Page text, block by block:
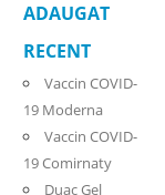
ADAUGAT
RECENT
Vaccin COVID-
19 Moderna
Vaccin COVID-
19 Comirnaty
Duac Gel